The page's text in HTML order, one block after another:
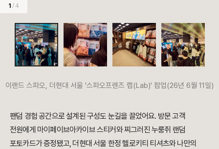
1 / 4
이랜드 스파오, 더현대 서울 '스파오프렌즈 랩(Lab)' 팝업(26년 6월 11일)
팬덤 경험 공간으로 설계된 구성도 눈길을 끌었어요. 방문 고객
전원에게 마이페이브아카이브 스티커와 찌그러진 누룽쥐 랜덤
포토카드가 증정됐고, 더현대 서울 한정 헬로키티 티셔츠와 나만의